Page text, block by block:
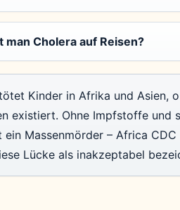
Cholera auf Reisen?
Kinder in Afrika und Asien,
existiert. Ohne Impfstoffe und
ein Massenmörder – Africa
Lücke als inakzeptabel